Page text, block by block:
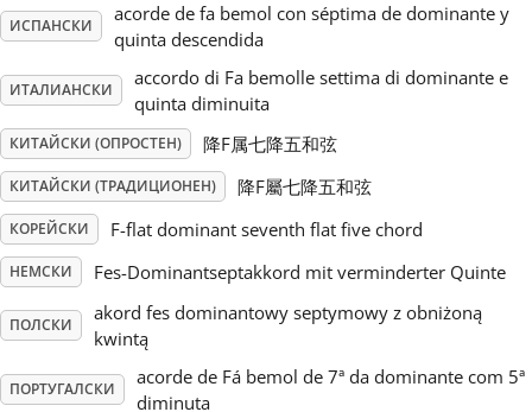
Tiếng Việt
Türkçe
Українська
简体中文
繁體中文
ИСПАНСКИ
acorde de fa bemol con séptima de dominante y
quinta descendida
ИТАЛИАНСКИ
accordo di Fa bemolle settima di dominante e
quinta diminuita
КИТАЙСКИ (ОПРОСТЕН) 降F属七降五和弦
КИТАЙСКИ (ТРАДИЦИОНЕН) 降F屬七降五和弦
КОРЕЙСКИ F-flat dominant seventh flat five chord
НЕМСКИ Fes-Dominantseptakkord mit verminderter Quinte
ПОЛСКИ
akord fes dominantowy septymowy z obniżoną
kwintą
ПОРТУГАЛСКИ
acorde de Fá bemol de 7ª da dominante com 5ª
diminuta